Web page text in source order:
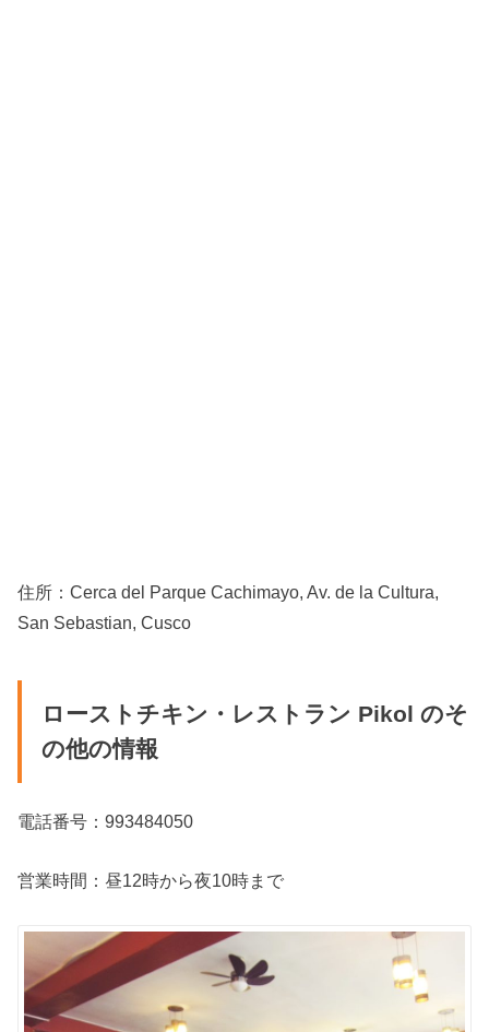
住所：Cerca del Parque Cachimayo, Av. de la Cultura,
San Sebastian, Cusco
ローストチキン・レストラン Pikol のそ
の他の情報
電話番号：993484050
営業時間：昼12時から夜10時まで